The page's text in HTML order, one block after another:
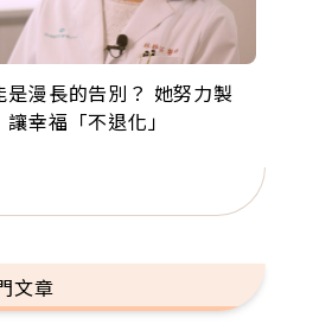
是漫長的告別？ 她努力製
幸福「不退化」
的巧克力神父 為台灣奉獻
灣是我的家，我連作夢都
谷副總、搬回台灣找快
哥小丑」走進安養院，
金氏世界紀錄 成為全球
選手，分享長壽的秘密
他選擇追夢…黑手阿伯拉
上小巨蛋！連CNN都大
文章